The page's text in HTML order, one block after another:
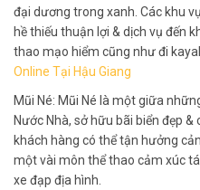
đại dương trong xanh. Các khu
hề thiếu thuận lợi & dịch vụ đến
thao mạo hiểm cũng như đi
Online Tại Hậu Giang
Mũi Né: Mũi Né là một giữa
Nước Nhà, sở hữu bãi biển đẹp &
khách hàng có thể tận hưởng
một vài môn thể thao cảm xúc
xe đạp địa hình.